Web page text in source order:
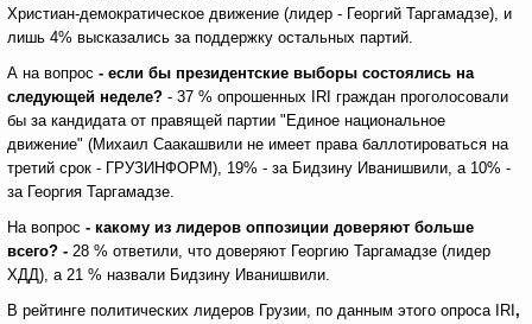
Христиан-демократическое движение (лидер - Георгий Таргамадзе), и
лишь 4% высказались за поддержку остальных партий.
А на вопрос - если бы президентские выборы состоялись на
следующей неделе? - 37 % опрошенных IRI граждан проголосовали
бы за кандидата от правящей партии "Единое национальное
движение" (Михаил Саакашвили не имеет права баллотироваться на
третий срок - ГРУЗИНФОРМ), 19% - за Бидзину Иванишвили, а 10% -
за Георгия Таргамадзе.
На вопрос - какому из лидеров оппозиции доверяют больше
всего? - 28 % ответили, что доверяют Георгию Таргамадзе (лидер
ХДД), а 21 % назвали Бидзину Иванишвили.
В рейтинге политических лидеров Грузии, по данным этого опроса IRI ,